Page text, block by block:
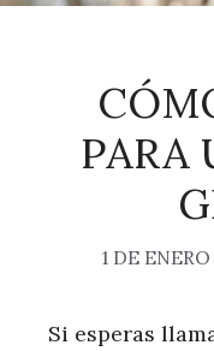
PARA
1 DE
Si esperas